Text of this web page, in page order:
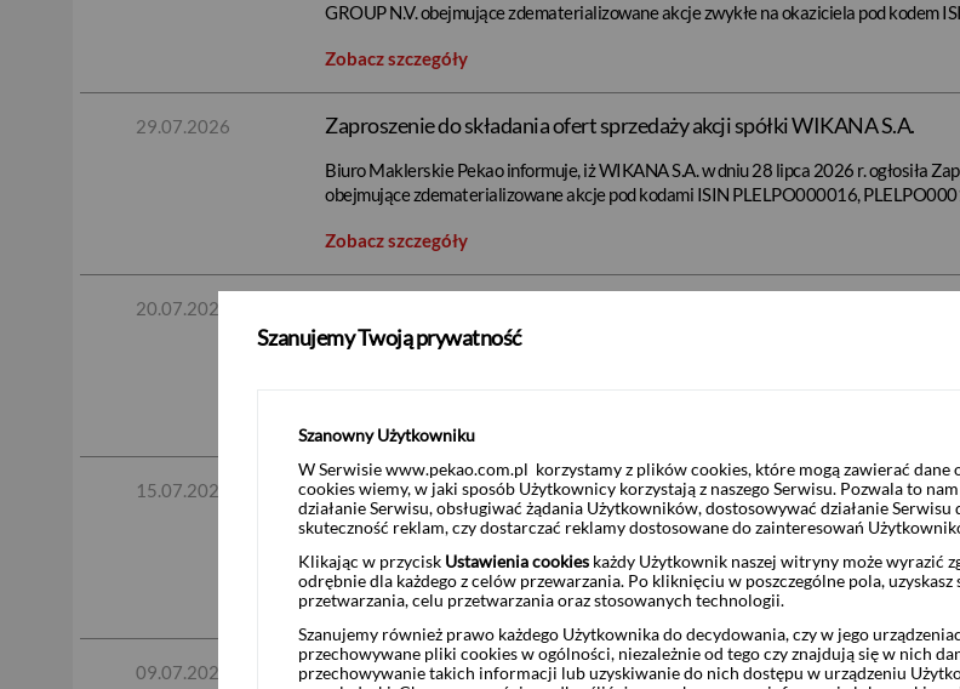
GROUP N.V. obejmujące zdematerializowane akcje zwykłe na okaziciela pod kodem
Zobacz szczegóły
29.07.2026 Zaproszenie do składania ofert sprzedaży akcji spółki WIKANA S.A.
Biuro Maklerskie Pekao informuje, iż WIKANA S.A. w dniu 28 lipca 2026 r. ogłosiła
obejmujące zdematerializowane akcje pod kodami ISIN PLELPO000016,
Zobacz szczegóły
20.07.2026
Biuro Maklerskie Pekao informuje, iż BIOMAXIMA S.A. w dniu 17 lipca 2026 r.
15.07.2026 Zaproszenie do składania ofert sprzedaży akcji spółki PEPCO GROUP
Biuro Maklerskie Pekao informuje, iż PEPCO GROUP N.V. w dniu 13 lipca 2026 r.
GROUP N.V. obejmujące zdematerializowane akcje zwykłe na okaziciela pod kodem
Zobacz szczegóły
09.07.2026 Zaproszenie do składania ofert sprzedaży akcji spółki EUROTEL S.A.
Szanujemy Twoją prywatność
Szanowny Użytkowniku
W Serwisie www.pekao.com.pl korzystamy z plików cookies, które mogą zawierać
cookies wiemy, w jaki sposób Użytkownicy korzystają z naszego Serwisu. Pozwala to
działanie Serwisu, obsługiwać żądania Użytkowników, dostosowywać działanie
skuteczność reklam, czy dostarczać reklamy dostosowane do zainteresowań
Klikając w przycisk Ustawienia cookies każdy Użytkownik naszej witryny może wyrazić
odrębnie dla każdego z celów przewarzania. Po kliknięciu w poszczególne pola,
przetwarzania, celu przetwarzania oraz stosowanych technologii.
Szanujemy również prawo każdego Użytkownika do decydowania, czy w jego
przechowywane pliki cookies w ogólności, niezależnie od tego czy znajdują się w nich
przechowywanie takich informacji lub uzyskiwanie do nich dostępu w urządzeniu